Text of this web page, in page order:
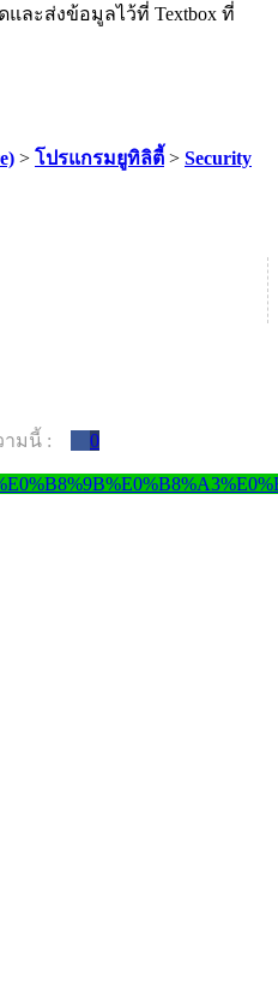
ละส่งข้อมูลไว้ที่ Textbox ที่
> โปรแกรมยูทิลิตี้ > Security
มนี้ : 0